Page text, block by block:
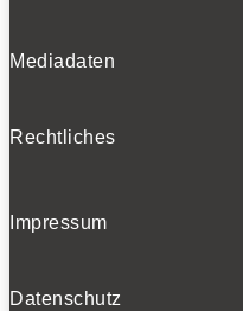
Mediadaten
Rechtliches
Impressum
Datenschutz